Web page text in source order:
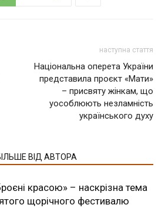
наступна стаття
Національна оперета України
представила проєкт «Мати»
– присвяту жінкам, що
уособлюють незламність
українського духу
ВІД АВТОРА
красою» – наскрізна тема
щорічного фестивалю